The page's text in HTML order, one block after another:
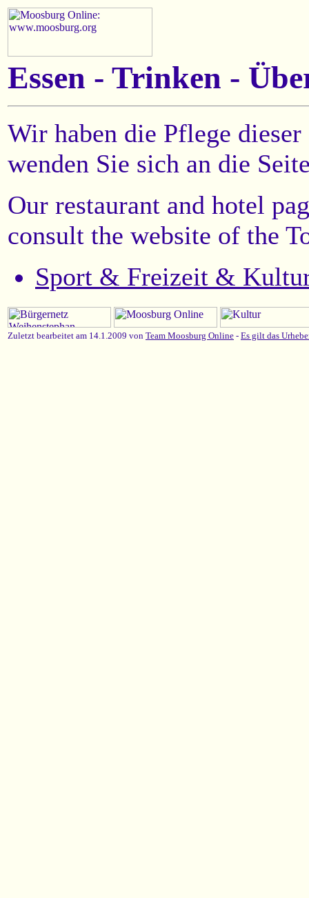
Essen - Trinken -
Wir haben die Pflege
wenden Sie sich an die
Our restaurant and hotel
consult the website of the
Sport & Freizeit &
Zuletzt bearbeitet am 14.1.2009 von Team Moosburg Online - Es gilt das